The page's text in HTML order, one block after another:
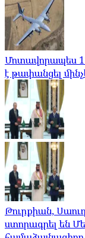
Մոտավորապես
է թափանցել
Թուրքիան,
ստորագրել են